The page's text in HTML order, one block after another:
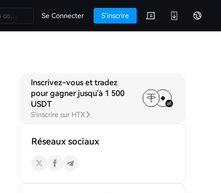
Se Connecter S'inscrire
Inscrivez-vous et tradez
pour gagner jusqu'à 1 500
USDT
S'inscrire sur HTX
Réseaux sociaux